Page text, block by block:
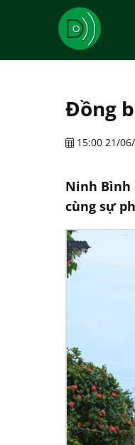
Đồng
15:00 21/
Ninh Bình
cùng sự